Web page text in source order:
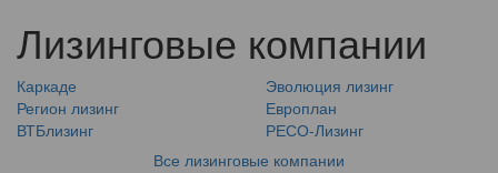
Лизинговые компании
Каркаде
Эволюция лизинг
Регион лизинг
Европлан
ВТБлизинг
РЕСО-Лизинг
Все лизинговые компании